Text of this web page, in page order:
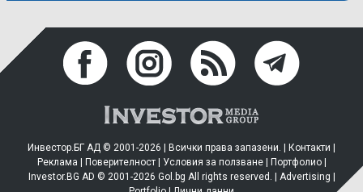
Инвестор.БГ АД © 2001-2026 | Всички права запазени. | Контакти
Реклама
Поверителност| Условия за ползване| Портфолио|
Investor.BG AD © 2001-2026 Gol.bg All rights reserved. | Advertising